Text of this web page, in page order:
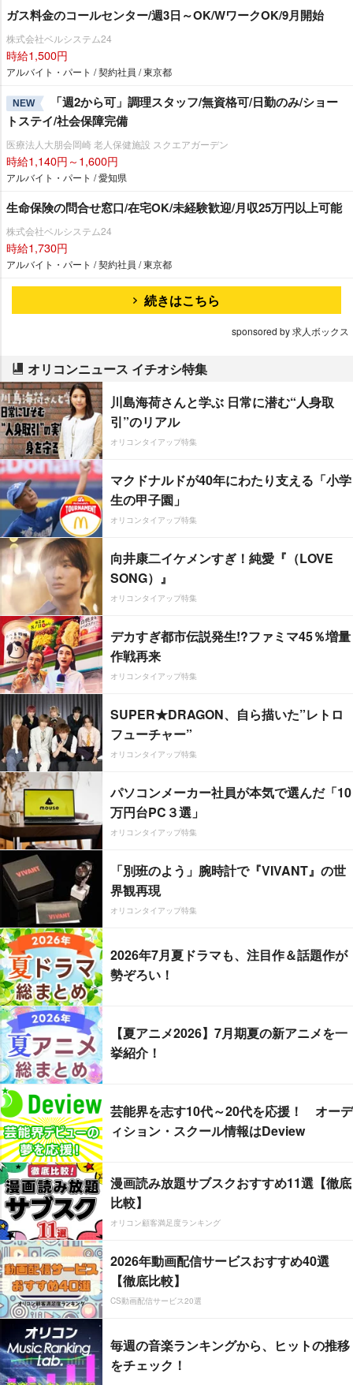
ガス料金のコールセンター/週3日～OK/WワークOK/9月開始
株式会社ベルシステム24
時給1,500円
アルバイト・パート / 契約社員 / 東京都
NEW
「週2から可」調理スタッフ/無資格可/日勤のみ/ショー
トステイ/社会保障完備
医療法人大朋会岡崎 老人保健施設 スクエアガーデン
時給1,140円～1,600円
アルバイト・パート / 愛知県
生命保険の問合せ窓口/在宅OK/未経験歓迎/月収25万円以上可能
株式会社ベルシステム24
時給1,730円
アルバイト・パート / 契約社員 / 東京都
続きはこちら
sponsored by 求人ボックス
オリコンニュース イチオシ特集
川島海荷さんと学ぶ 日常に潜む“人身取
引”のリアル
オリコンタイアップ特集
マクドナルドが40年にわたり支える「小学
生の甲子園」
オリコンタイアップ特集
向井康二イケメンすぎ！純愛『（LOVE
SONG）』
オリコンタイアップ特集
デカすぎ都市伝説発生!?ファミマ45％増量
作戦再来
オリコンタイアップ特集
SUPER★DRAGON、自ら描いた”レトロ
フューチャー”
オリコンタイアップ特集
パソコンメーカー社員が本気で選んだ「10
万円台PC３選」
オリコンタイアップ特集
「別班のよう」腕時計で『VIVANT』の世
界観再現
オリコンタイアップ特集
2026年7月夏ドラマも、注目作＆話題作が
勢ぞろい！
【夏アニメ2026】7月期夏の新アニメを一
挙紹介！
芸能界を志す10代～20代を応援！ オーデ
ィション・スクール情報はDeview
漫画読み放題サブスクおすすめ11選【徹底
比較】
オリコン顧客満足度ランキング
2026年動画配信サービスおすすめ40選
【徹底比較】
CS動画配信サービス20選
毎週の音楽ランキングから、ヒットの推移
をチェック！